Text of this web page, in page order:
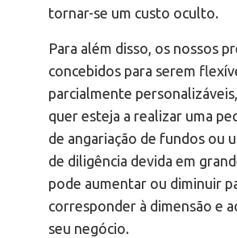
tornar-se um custo oculto.
Para além disso, os nossos
concebidos para serem
parcialmente
quer esteja a realizar uma
de angariação de fundos ou
de diligência devida em
pode aumentar ou diminuir
corresponder à dimensão e
seu negócio.